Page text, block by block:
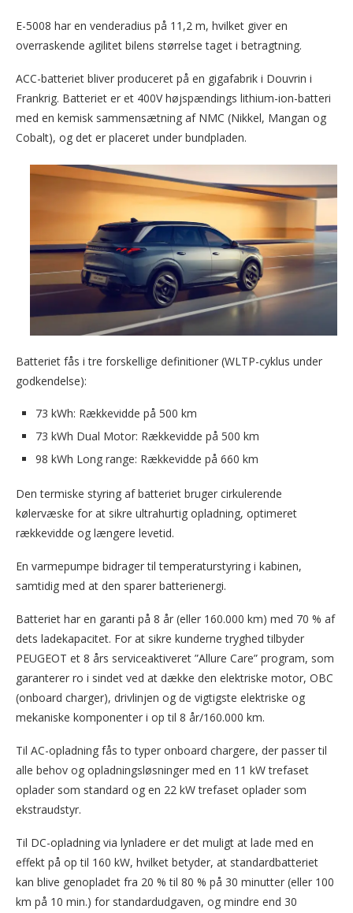
E-5008 har en venderadius på 11,2 m, hvilket giver en
overraskende agilitet bilens størrelse taget i betragtning.
ACC-batteriet bliver produceret på en gigafabrik i Douvrin i
Frankrig. Batteriet er et 400V højspændings lithium-ion-batteri
med en kemisk sammensætning af NMC (Nikkel, Mangan og
Cobalt), og det er placeret under bundpladen.
Batteriet fås i tre forskellige definitioner (WLTP-cyklus under
godkendelse):
73 kWh: Rækkevidde på 500 km
73 kWh Dual Motor: Rækkevidde på 500 km
98 kWh Long range: Rækkevidde på 660 km
Den termiske styring af batteriet bruger cirkulerende
kølervæske for at sikre ultrahurtig opladning, optimeret
rækkevidde og længere levetid.
En varmepumpe bidrager til temperaturstyring i kabinen,
samtidig med at den sparer batterienergi.
Batteriet har en garanti på 8 år (eller 160.000 km) med 70 % af
dets ladekapacitet. For at sikre kunderne tryghed tilbyder
PEUGEOT et 8 års serviceaktiveret ”Allure Care” program, som
garanterer ro i sindet ved at dække den elektriske motor, OBC
(onboard charger), drivlinjen og de vigtigste elektriske og
mekaniske komponenter i op til 8 år/160.000 km.
Til AC-opladning fås to typer onboard chargere, der passer til
alle behov og opladningsløsninger med en 11 kW trefaset
oplader som standard og en 22 kW trefaset oplader som
ekstraudstyr.
Til DC-opladning via lynladere er det muligt at lade med en
effekt på op til 160 kW, hvilket betyder, at standardbatteriet
kan blive genopladet fra 20 % til 80 % på 30 minutter (eller 100
km på 10 min.) for standardudgaven, og mindre end 30